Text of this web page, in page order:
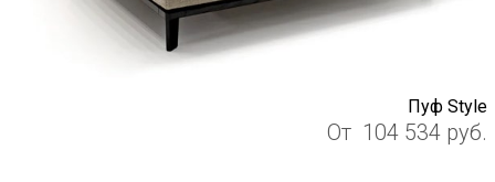
Пуф Style
От 104 534 руб.